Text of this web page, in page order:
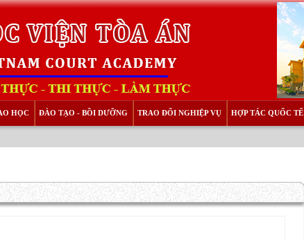
HỌC ĐÀO TẠO - BỒI DƯỠNG TRAO ĐỔI NGHIỆP VỤ HỢP TÁC QUỐC TẾ